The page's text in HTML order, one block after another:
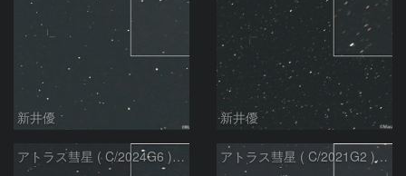
新井優 新井優
アトラス彗星 ( C/2024G6 )：2026/07/08 アトラス彗星 ( C/2021G2 )：2026/07/08